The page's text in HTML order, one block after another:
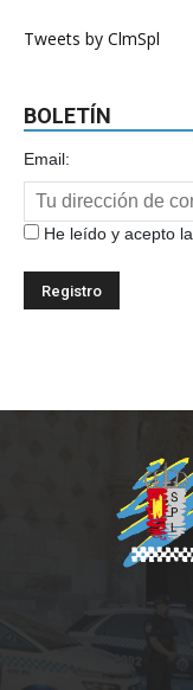
Tweets by ClmSpl
BOLETÍN
Email:
He leído y acepto la